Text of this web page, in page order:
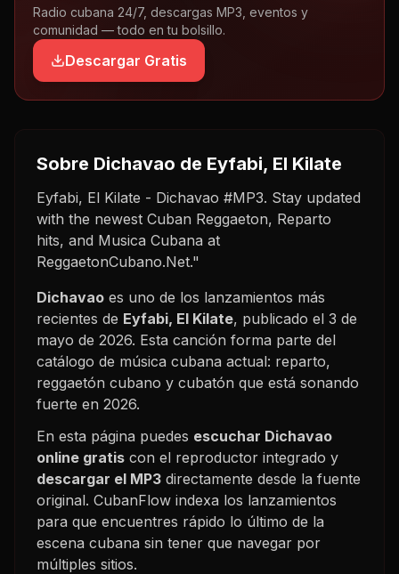
Radio cubana 24/7, descargas MP3, eventos y
comunidad — todo en tu bolsillo.
Descargar Gratis
Sobre Dichavao de Eyfabi, El Kilate
Eyfabi, El Kilate - Dichavao #MP3. Stay updated
with the newest Cuban Reggaeton, Reparto
hits, and Musica Cubana at
ReggaetonCubano.Net."
Dichavao es uno de los lanzamientos más
recientes de Eyfabi, El Kilate, publicado el 3 de
mayo de 2026. Esta canción forma parte del
catálogo de música cubana actual: reparto,
reggaetón cubano y cubatón que está sonando
fuerte en 2026.
En esta página puedes escuchar Dichavao
online gratis con el reproductor integrado y
descargar el MP3 directamente desde la fuente
original. CubanFlow indexa los lanzamientos
para que encuentres rápido lo último de la
escena cubana sin tener que navegar por
múltiples sitios.